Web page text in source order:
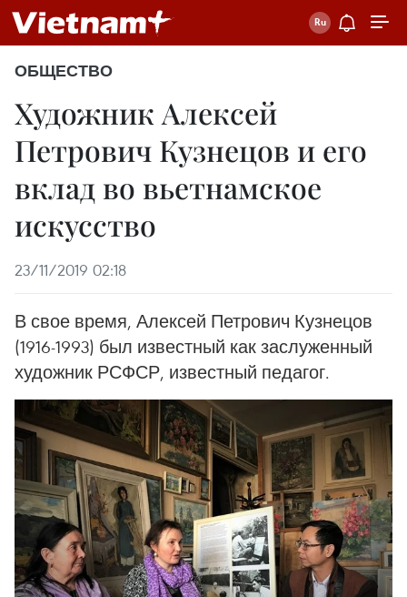
ОБЩЕСТВО
Художник Алексей
Петрович Кузнецов и его
вклад во вьетнамское
искусство ​
23/11/2019 02:18
В свое время, Алексей Петрович Кузнецов
(1916-1993) был известный как заслуженный
художник РСФСР, известный педагог.